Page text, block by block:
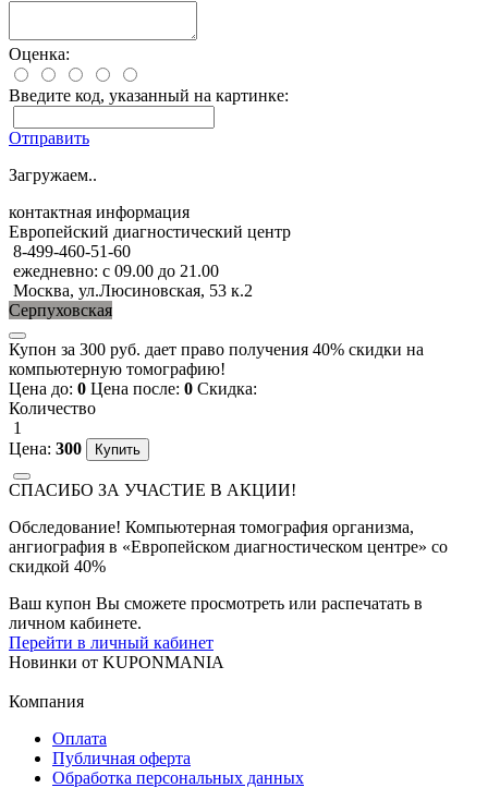
Оценка:
Введите код, указанный на картинке:
Отправить
Загружаем..
контактная информация
Европейский диагностический центр
8-499-460-51-60
ежедневно: с 09.00 до 21.00
Москва, ул.Люсиновская, 53 к.2
Серпуховская
Купон за 300 руб. дает право получения 40% скидки на
компьютерную томографию!
Цена до: 0 Цена после: 0 Скидка:
Количество
1
Цена: 300
СПАСИБО ЗА УЧАСТИЕ В АКЦИИ!
Обследование! Компьютерная томография организма,
ангиография в «Европейском диагностическом центре» со
скидкой 40%
Ваш купон Вы сможете просмотреть или распечатать в
личном кабинете.
Перейти в личный кабинет
Новинки от KUPONMANIA
Компания
Оплата
Публичная оферта
Обработка персональных данных